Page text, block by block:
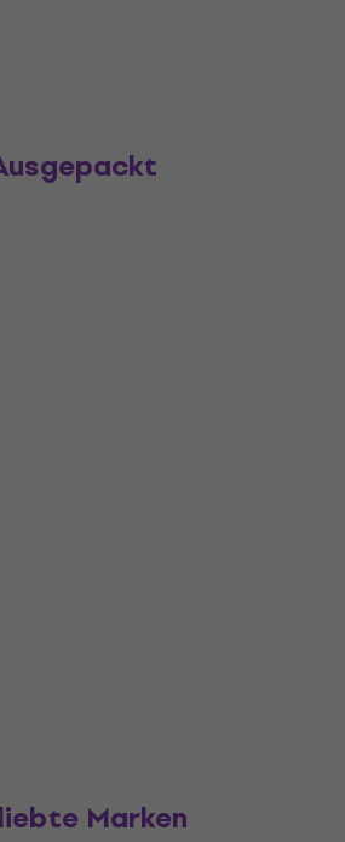
Marken